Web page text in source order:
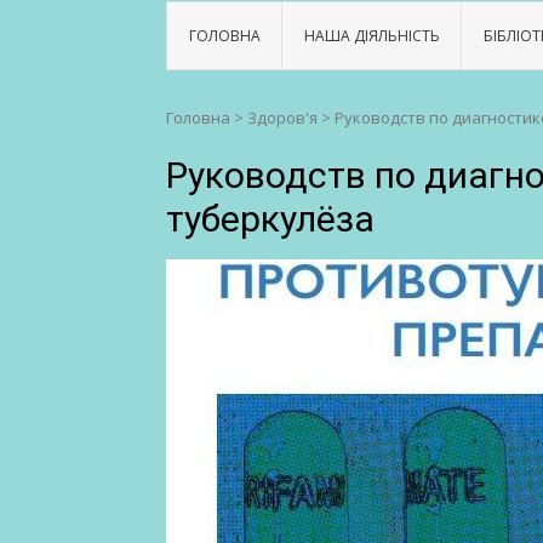
ГОЛОВНА НАША ДІЯЛЬНІСТЬ
Головна > Здоров'я > Руководств по
Руководств по
туберкулёза